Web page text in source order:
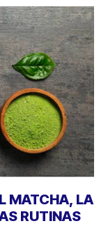
MATCHA, LA
RUTINAS